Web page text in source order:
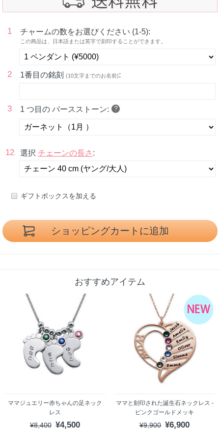
1 チャームの数をお選びください (1-5):
この商品は、日本語または英字で刻印することができます。
2 1番目の銘刻 (10文字までのお名前):
3 1 つ目の バースストーン: ?
12 選択 チェーンの長さ :
ギフトボックスを加える
おすすめアイテム
ママジュエリー赤ちゃんの足ネック
レス
¥8,400 ¥4,500
ママと刻印された誕生石ネックレス -
ピンクゴールドメッキ
¥9,900 ¥6,900